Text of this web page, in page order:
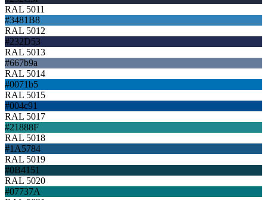
RAL 5011
#3481B8
RAL 5012
#232D53
RAL 5013
#667b9a
RAL 5014
#0071b5
RAL 5015
#004c91
RAL 5017
#21888F
RAL 5018
#1A5784
RAL 5019
#0B4151
RAL 5020
#07737A